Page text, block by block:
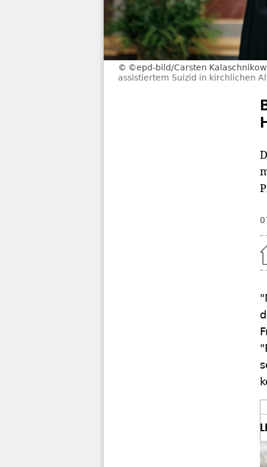
©epd-bild/Carsten Kalaschnikow
assistiertem Suizid in kirchlichen